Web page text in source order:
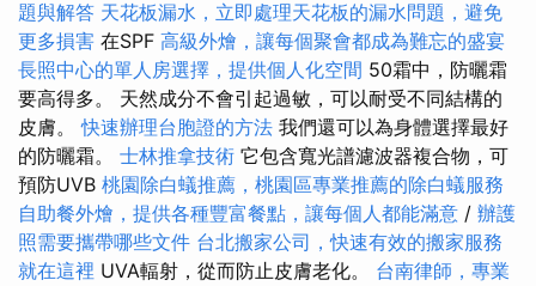
題與解答 天花板漏水，立即處理天花板的漏水問題，避免
更多損害 在SPF 高級外燴，讓每個聚會都成為難忘的盛宴
長照中心的單人房選擇，提供個人化空間 50霜中，防曬霜
要高得多。 天然成分不會引起過敏，可以耐受不同結構的
皮膚。快速辦理台胞證的方法 我們還可以為身體選擇最好
的防曬霜。 士林推拿技術 它包含寬光譜濾波器複合物，可
預防UVB 桃園除白蟻推薦，桃園區專業推薦的除白蟻服務
自助餐外燴，提供各種豐富餐點，讓每個人都能滿意 / 辦護
照需要攜帶哪些文件 台北搬家公司，快速有效的搬家服務
就在這裡 UVA輻射，從而防止皮膚老化。 台南律師，專業